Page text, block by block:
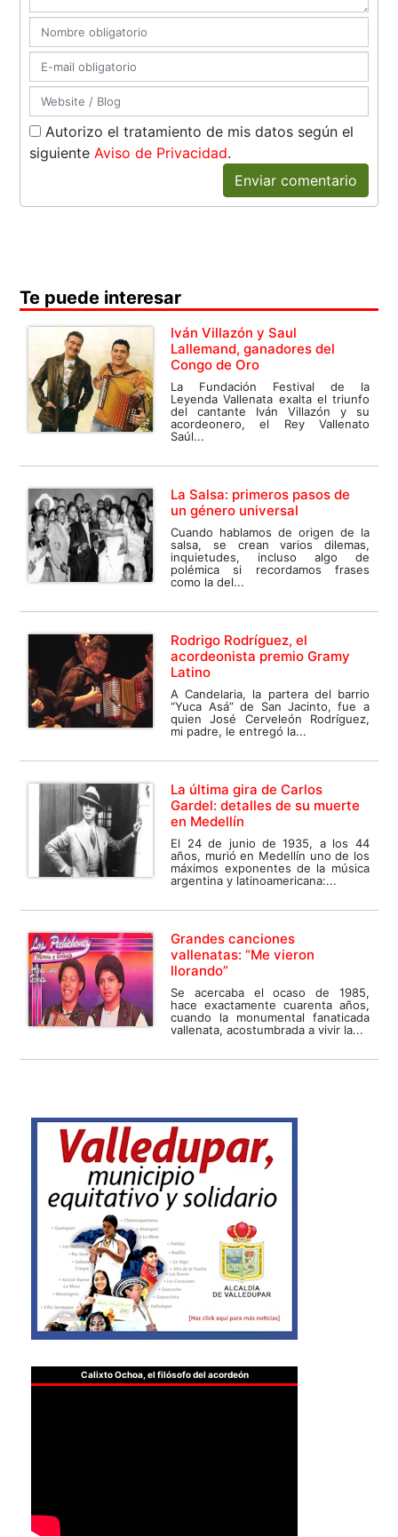
Autorizo el tratamiento de mis datos según el
siguienteAviso de Privacidad.
Enviar comentario
Te puede interesar
Iván Villazón y Saul
Lallemand, ganadores del
Congo de Oro
La Fundación Festival de la
Leyenda Vallenata exalta el triunfo
del cantante Iván Villazón y su
acordeonero, el Rey Vallenato
Saúl...
La Salsa: primeros pasos de
un género universal
Cuando hablamos de origen de la
salsa, se crean varios dilemas,
inquietudes, incluso algo de
polémica si recordamos frases
como la del...
Rodrigo Rodríguez, el
acordeonista premio Gramy
Latino
A Candelaria, la partera del barrio
“Yuca Asá” de San Jacinto, fue a
quien José Cerveleón Rodríguez,
mi padre, le entregó la...
La última gira de Carlos
Gardel: detalles de su muerte
en Medellín
El 24 de junio de 1935, a los 44
años, murió en Medellín uno de los
máximos exponentes de la música
argentina y latinoamericana:...
Grandes canciones
vallenatas: “Me vieron
llorando”
Se acercaba el ocaso de 1985,
hace exactamente cuarenta años,
cuando la monumental fanaticada
vallenata, acostumbrada a vivir la...
Calixto Ochoa, el filósofo del acordeón